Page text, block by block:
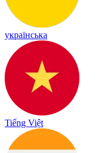
українська
Tiếng Việt